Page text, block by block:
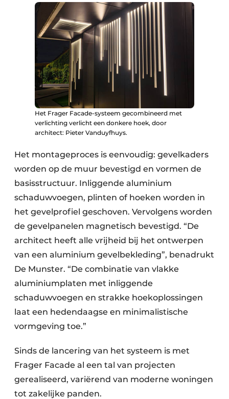
Het Frager Facade-systeem gecombineerd met
verlichting verlicht een donkere hoek, door
architect: Pieter Vanduyfhuys.
Het montageproces is eenvoudig: gevelkaders
worden op de muur bevestigd en vormen de
basisstructuur. Inliggende aluminium
schaduwvoegen, plinten of hoeken worden in
het gevelprofiel geschoven. Vervolgens worden
de gevelpanelen magnetisch bevestigd. “De
architect heeft alle vrijheid bij het ontwerpen
van een aluminium gevelbekleding”, benadrukt
De Munster. “De combinatie van vlakke
aluminiumplaten met inliggende
schaduwvoegen en strakke hoekoplossingen
laat een hedendaagse en minimalistische
vormgeving toe.”
Sinds de lancering van het systeem is met
Frager Facade al een tal van projecten
gerealiseerd, variërend van moderne woningen
tot zakelijke panden.